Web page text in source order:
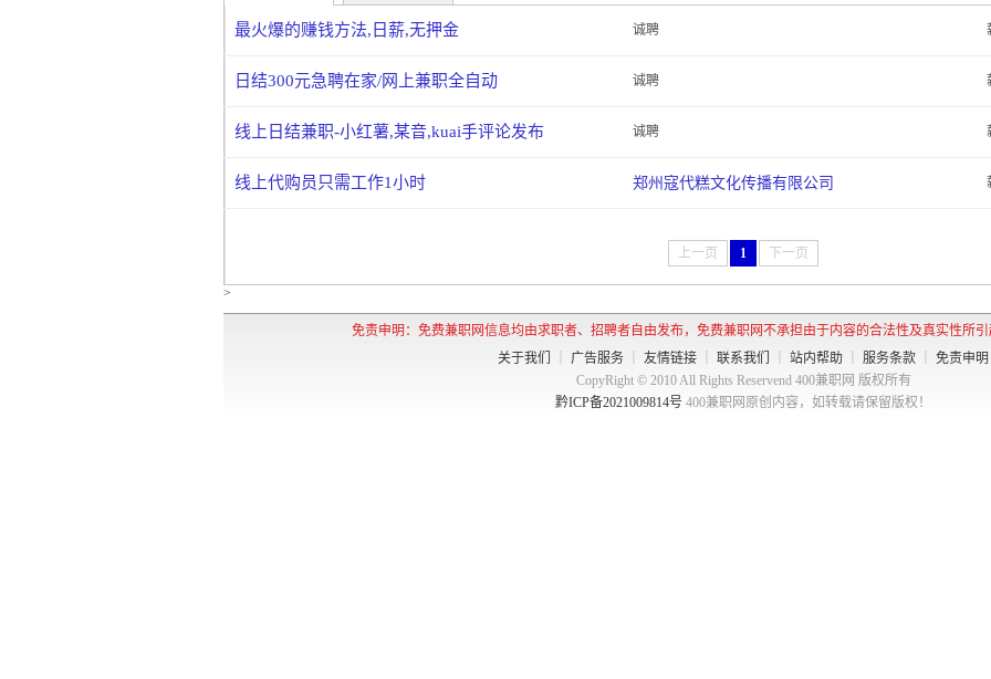
最火爆的赚钱方法,日薪,无押金 诚聘
日结300元急聘在家/网上兼职全自动 诚聘
线上日结兼职-小红薯,某音,kuai手评论发布 诚聘
线上代购员只需工作1小时 郑州寇代糕文化传播有限公司
上一页 1 下一页
>
免责申明：免费兼职网信息均由求职者、招聘者自由发布，免费兼职网不承担由于内容的合法性及真实性所
关于我们
广告服务 友情链接 联系我们 站内帮助 服务条款
免责申明
CopyRight © 2010 All Rights Reservend 400兼职网 版权所有
黔ICP备2021009814号 400兼职网原创内容，如转载请保留版权！